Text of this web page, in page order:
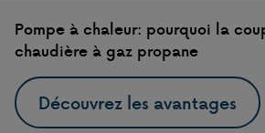
Pompe à chaleur: pourquoi la
chaudière à gaz propane
Découvrez les avantages